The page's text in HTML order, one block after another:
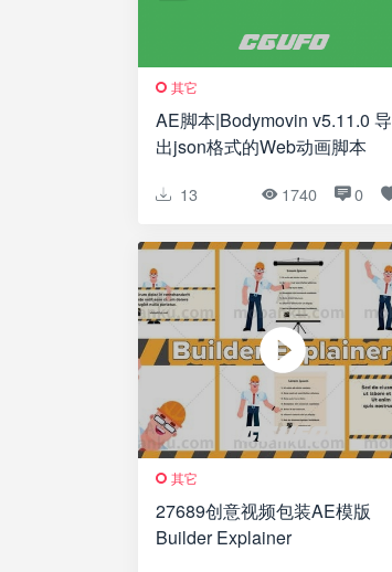
其它
AE脚本|Bodymovin v5.11.0 导
出json格式的Web动画脚本
13 1740 0
其它
27689创意视频包装AE模版
Builder Explainer